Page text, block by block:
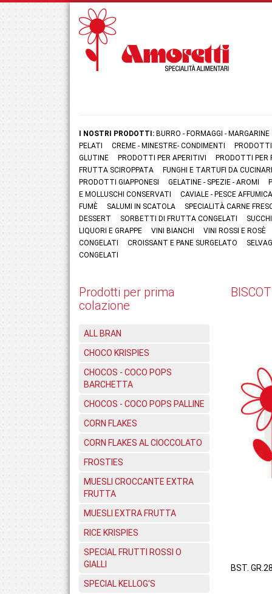
I NOSTRI PRODOTTI: BURRO - FORMAGGI - MARGARINE
PELATI
CREME - MINESTRE- CONDIMENTI
GLUTINE
PRODOTTI PER APERITIVI
PRODOTTI PER
FRUTTA SCIROPPATA
FUNGHI E TARTUFI DA
PRODOTTI GIAPPONESI
GELATINE - SPEZIE - AROMI
E MOLLUSCHI CONSERVATI
CAVIALE - PESCE
FUMÈ
SALUMI IN SCATOLA
SPECIALITÀ CARNE
DESSERT
SORBETTI DI FRUTTA CONGELATI
LIQUORI E GRAPPE
VINI BIANCHI
VINI ROSSI E ROSÈ
CONGELATI
CROISSANT E PANE SURGELATO
CONGELATI
Prodotti per prima
colazione
ALL BRAN
CHOCO KRISPIES
CHOCOS - COCO POPS
BARCHETTA
CHOCOS - COCO POPS PALLINE
CORN FLAKES
CORN FLAKES AL CIOCCOLATO
FROSTIES
MUESLI CROCCANTE EXTRA
FRUTTA
MUESLI EXTRA FRUTTA
RICE KRISPIES
SPECIAL FRUTTI ROSSI O
GIALLI
SPECIAL KELLOG'S
BST.